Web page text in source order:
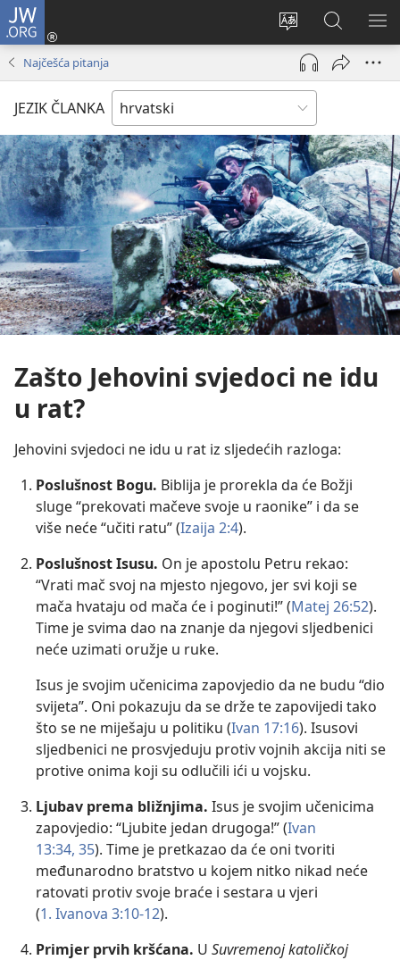
JW.ORG
Promijeni
jezik
Prijava
(otvara
prozor)
JW.ORG
|
Pretraga
Najčešća pitanja
JEZIK ČLANKA
Zašto Jehovini svjedoci ne idu
u rat?
Jehovini svjedoci ne idu u rat iz sljedećih razloga:
Poslušnost Bogu. Biblija je prorekla da će Božji
sluge “prekovati mačeve svoje u raonike” i da se
više neće “učiti ratu” (Izaija 2:4).
Poslušnost Isusu. On je apostolu Petru rekao:
“Vrati mač svoj na mjesto njegovo, jer svi koji se
mača hvataju od mača će i poginuti!” (Matej 26:52).
Time je svima dao na znanje da njegovi sljedbenici
neće uzimati oružje u ruke.
Isus je svojim učenicima zapovjedio da ne budu “dio
svijeta”. Oni pokazuju da se drže te zapovijedi tako
što se ne miješaju u politiku (Ivan 17:16). Isusovi
sljedbenici ne prosvjeduju protiv vojnih akcija niti se
protive onima koji su odlučili ići u vojsku.
Ljubav prema bližnjima. Isus je svojim učenicima
zapovjedio: “Ljubite jedan drugoga!” (Ivan
13:34, 35). Time je pretkazao da će oni tvoriti
međunarodno bratstvo u kojem nitko nikad neće
ratovati protiv svoje braće i sestara u vjeri
(1. Ivanova 3:10-12).
Primjer prvih kršćana. U Suvremenoj katoličkoj